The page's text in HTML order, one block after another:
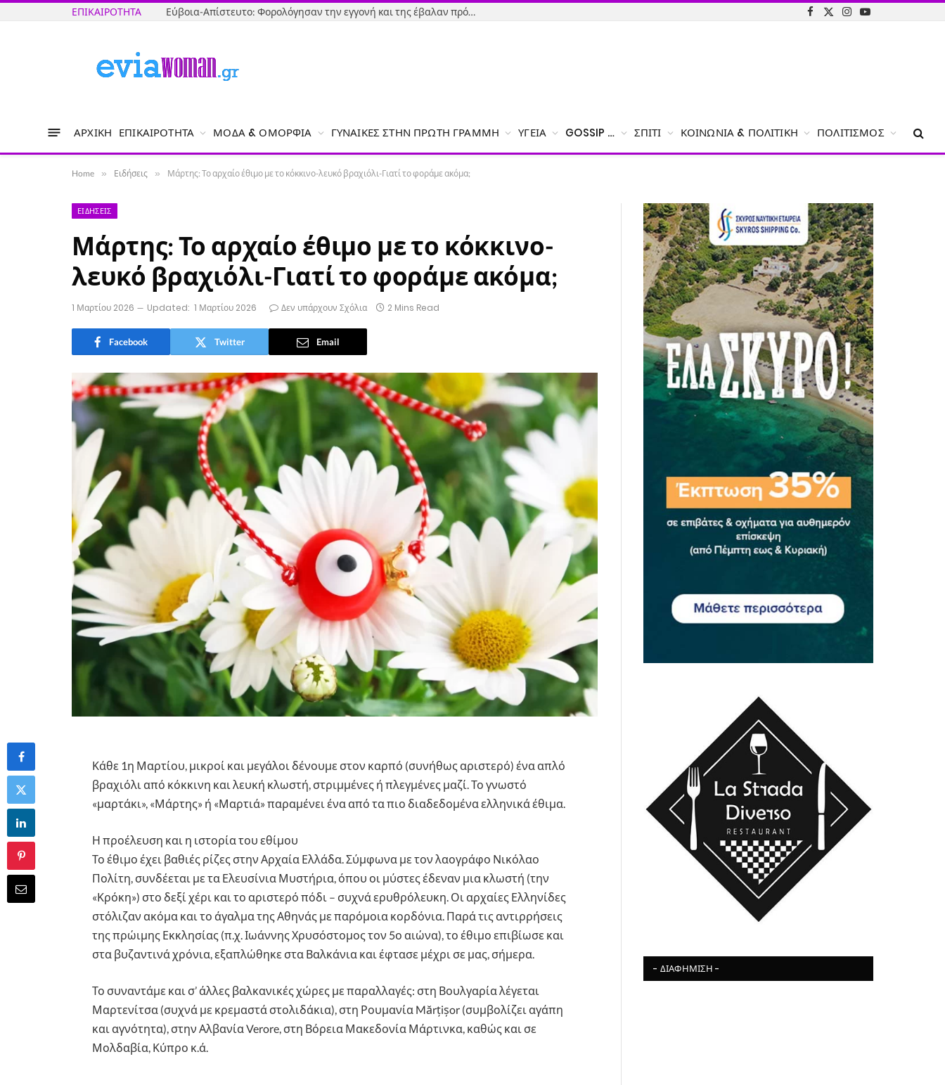
ΕΠΙΚΑΙΡΌΤΗΤΑ Εύβοια-Απίστευτο: Φορολόγησαν την εγγονή και της έβαλαν πρόστιμο γιατί δεν δήλωσε το χαρτζιλίκι του παππού!
Facebook
X
Instagram
YouTube
ΑΡΧΙΚΉ ΕΠΙΚΑΙΡΌΤΗΤΑ ΜΌΔΑ & ΟΜΟΡΦΙΆ ΓΥΝΑΊΚΕΣ ΣΤΗΝ ΠΡΏΤΗ ΓΡΑΜΜΉ ΥΓΕΊΑ GOSSIP … ΣΠΊΤΙ ΚΟΙΝΩΝΊΑ & ΠΟΛΙΤΙΚΉ ΠΟΛΙΤΙΣΜΌΣ
Home » Ειδήσεις » Μάρτης: Το αρχαίο έθιμο με το κόκκινο-λευκό βραχιόλι-Γιατί το φοράμε ακόμα;
ΕΙΔΉΣΕΙΣ
Μάρτης: Το αρχαίο έθιμο με το κόκκινο-
λευκό βραχιόλι-Γιατί το φοράμε ακόμα;
1 Μαρτίου 2026 Updated: 1 Μαρτίου 2026 Δεν υπάρχουν Σχόλια 2 Mins Read
Facebook Twitter Email
Κάθε 1η Μαρτίου, μικροί και μεγάλοι δένουμε στον καρπό (συνήθως αριστερό) ένα απλό
βραχιόλι από κόκκινη και λευκή κλωστή, στριμμένες ή πλεγμένες μαζί. Το γνωστό
«μαρτάκι», «Μάρτης» ή «Μαρτιά» παραμένει ένα από τα πιο διαδεδομένα ελληνικά έθιμα.
Η προέλευση και η ιστορία του εθίμου
Το έθιμο έχει βαθιές ρίζες στην Αρχαία Ελλάδα. Σύμφωνα με τον λαογράφο Νικόλαο
Πολίτη, συνδέεται με τα Ελευσίνια Μυστήρια, όπου οι μύστες έδεναν μια κλωστή (την
«Κρόκη») στο δεξί χέρι και το αριστερό πόδι – συχνά ερυθρόλευκη. Οι αρχαίες Ελληνίδες
στόλιζαν ακόμα και το άγαλμα της Αθηνάς με παρόμοια κορδόνια. Παρά τις αντιρρήσεις
της πρώιμης Εκκλησίας (π.χ. Ιωάννης Χρυσόστομος τον 5ο αιώνα), το έθιμο επιβίωσε και
στα βυζαντινά χρόνια, εξαπλώθηκε στα Βαλκάνια και έφτασε μέχρι σε μας, σήμερα.
Το συναντάμε και σ’ άλλες βαλκανικές χώρες με παραλλαγές: στη Βουλγαρία λέγεται
Μαρτενίτσα (συχνά με κρεμαστά στολιδάκια), στη Ρουμανία Mărțișor (συμβολίζει αγάπη
και αγνότητα), στην Αλβανία Verore, στη Βόρεια Μακεδονία Μάρτινκα, καθώς και σε
Μολδαβία, Κύπρο κ.ά.
- ΔΙΑΦΉΜΙΣΗ -